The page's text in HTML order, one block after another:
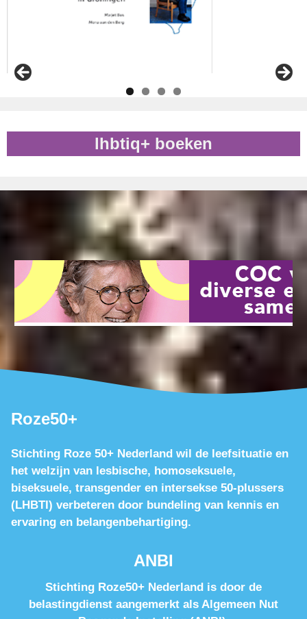
lhbtiq+ boeken
Roze50+
Stichting Roze 50+ Nederland wil de leefsituatie en
het welzijn van lesbische, homoseksuele,
biseksuele, transgender en intersekse 50-plussers
(LHBTI) verbeteren door bundeling van kennis en
ervaring en belangenbehartiging.
ANBI
Stichting Roze50+ Nederland is door de
belastingdienst aangemerkt als Algemeen Nut